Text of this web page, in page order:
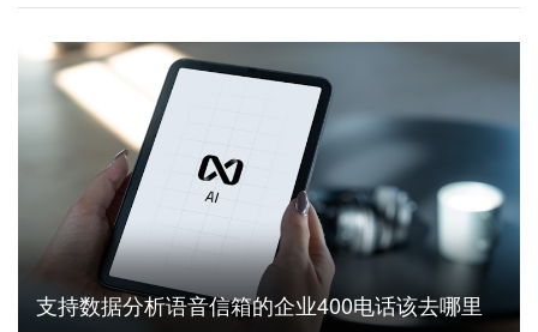
支持数据分析语音信箱的企业400电话该去哪里